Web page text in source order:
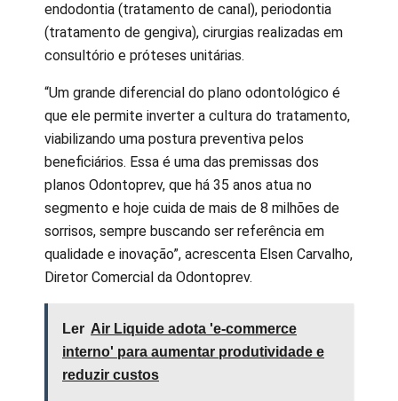
endodontia (tratamento de canal), periodontia
(tratamento de gengiva), cirurgias realizadas em
consultório e próteses unitárias.
“Um grande diferencial do plano odontológico é
que ele permite inverter a cultura do tratamento,
viabilizando uma postura preventiva pelos
beneficiários. Essa é uma das premissas dos
planos Odontoprev, que há 35 anos atua no
segmento e hoje cuida de mais de 8 milhões de
sorrisos, sempre buscando ser referência em
qualidade e inovação”, acrescenta Elsen Carvalho,
Diretor Comercial da Odontoprev.
Ler Air Liquide adota 'e-commerce
interno' para aumentar produtividade e
reduzir custos